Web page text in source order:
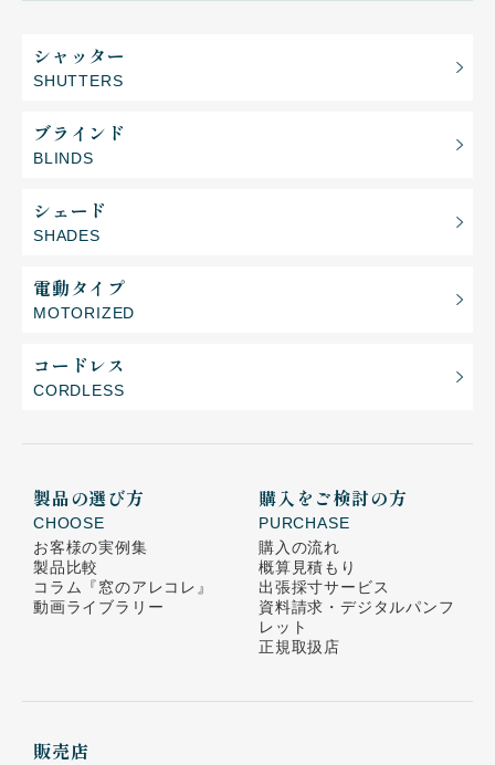
シャッター
SHUTTERS
ブラインド
BLINDS
シェード
SHADES
電動タイプ
MOTORIZED
コードレス
CORDLESS
製品の選び方
CHOOSE
お客様の実例集
製品比較
コラム
『窓のアレコレ』
動画ライブラリー
購入をご検討の方
PURCHASE
購入の流れ
概算見積もり
出張採寸サービス
資料請求・デジタルパンフ
レット
正規取扱店
販売店